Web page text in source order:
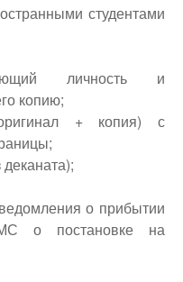
студентами
личность и
копию;
+ копия) с
о прибытии
о постановке на